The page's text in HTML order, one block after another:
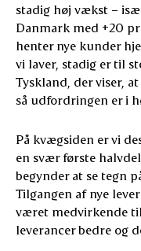
stadig høj vækst –
Danmark med +20
henter nye kunder
vi laver, stadig er til
Tyskland, der viser,
så udfordringen er i
På kvægsiden er vi
en svær første
begynder at se tegn
Tilgangen af nye
været medvirkende
leverancer bedre og